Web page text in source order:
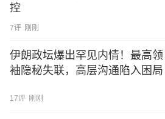
控
7评 刚刚
伊朗政坛爆出罕见内情！最高领
袖隐秘失联，高层沟通陷入困局
17评 刚刚